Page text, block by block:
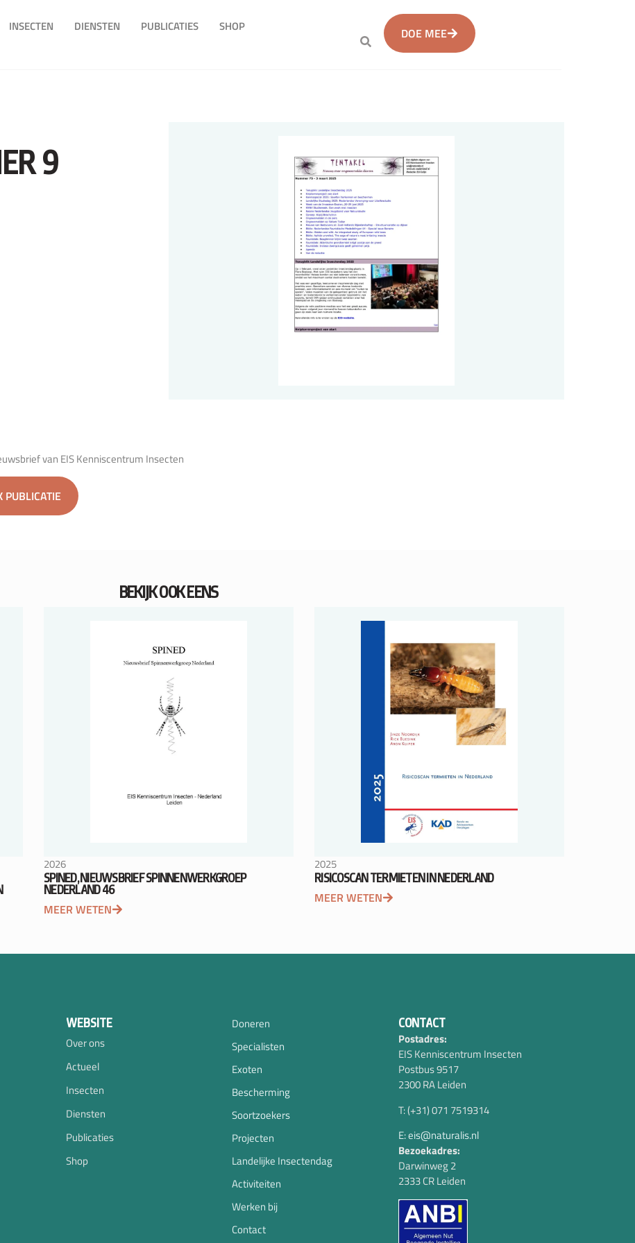
INSECTEN DIENSTEN PUBLICATIES SHOP DOE MEE
9
van EIS Kenniscentrum Insecten
PUBLICATIE
BEKIJK OOK EENS
2026
SPINED, NIEUWSBRIEF SPINNENWERKGROEP
NEDERLAND 46
MEER WETEN
2025
RISICOSCAN TERMIETEN IN NEDERLAND
MEER WETEN
WEBSITE
Over ons
Actueel
Insecten
Diensten
Publicaties
Shop
Doneren
Specialisten
Exoten
Bescherming
Soortzoekers
Projecten
Landelijke Insectendag
Activiteiten
Werken bij
Contact
CONTACT
Postadres:
EIS Kenniscentrum Insecten
Postbus 9517
2300 RA Leiden
T: (+31) 071 7519314
E: eis@naturalis.nl
Bezoekadres:
Darwinweg 2
2333 CR Leiden